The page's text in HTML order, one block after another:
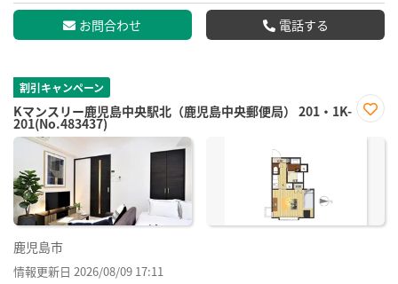
お問合わせ 電話する
割引キャンペーン
Kマンスリー鹿児島中央駅北（鹿児島中央郵便局） 201・1K-
201(No.483437)
に入
鹿児島市
情報更新日 2026/08/09 17:11